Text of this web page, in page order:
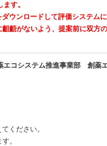
す。
ウンロードして評価システム
齬がないよう、提案前に双方
コシステム推進事業部 創薬
ください。
。